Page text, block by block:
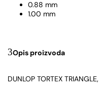
0.88 mm
1.00 mm
Opis proizvoda
DUNLOP TORTEX TRIANGLE,